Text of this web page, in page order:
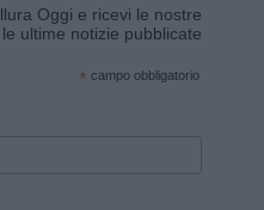
Oggi e ricevi le nostre
ultime notizie pubblicate
* campo obbligatorio